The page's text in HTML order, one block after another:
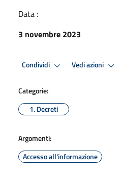
Data :
3 novembre 2023
Condividi Vedi azioni
Categorie:
1. Decreti
Argomenti:
Accesso all'informazione